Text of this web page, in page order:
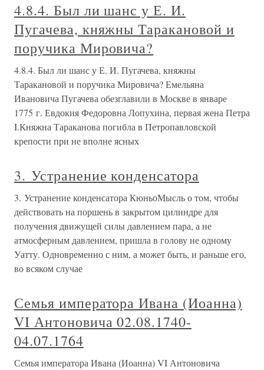
4.8.4. Был ли шанс у Е. И.
Пугачева, княжны Таракановой и
поручика Мировича?
4.8.4. Был ли шанс у Е. И. Пугачева, княжны
Таракановой и поручика Мировича? Емельяна
Ивановича Пугачева обезглавили в Москве в январе
1775 г. Евдокия Федоровна Лопухина, первая жена Петра
I.Княжна Тараканова погибла в Петропавловской
крепости при не вполне ясных
3. Устранение конденсатора
3. Устранение конденсатора КюньоМысль о том, чтобы
действовать на поршень в закрытом цилиндре для
получения движущей силы давлением пара, а не
атмосферным давлением, пришла в голову не одному
Уатту. Одновременно с ним, а может быть, и раньше его,
во всяком случае
Семья императора Ивана (Иоанна)
VI Антоновича 02.08.1740-
04.07.1764
Семья императора Ивана (Иоанна) VI Антоновича